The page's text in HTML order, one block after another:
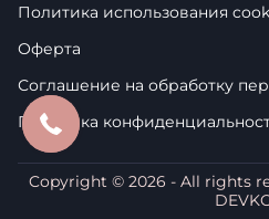
Политика использования
Оферта
Соглашение на обработку
Политика
Copyright © 2026 - All rights